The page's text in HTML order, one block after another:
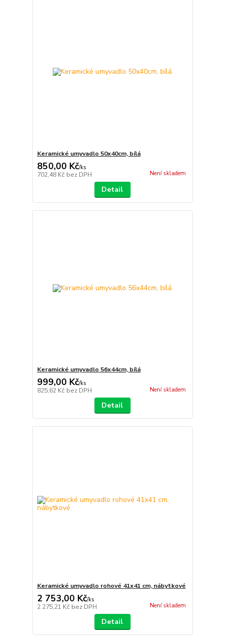
Keramické umyvadlo 50x40cm, bílá
850,00 Kč/ks
702,48 Kč bez DPH Není skladem
Detail
Keramické umyvadlo 56x44cm, bílá
999,00 Kč/ks
825,62 Kč bez DPH Není skladem
Detail
Keramické umyvadlo rohové 41x41 cm, nábytkové
2 753,00 Kč/ks
2 275,21 Kč bez DPH Není skladem
Detail